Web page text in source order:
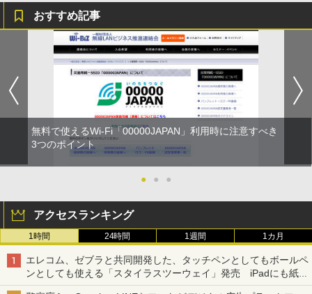
おすすめ記事
無料で使えるWi-Fi「00000JAPAN」利用時に注意すべき
3つのポイント
● ● ●
アクセスランキング
1時間 24時間 1週間 1カ月
エレコム、ゼブラと共同開発した、タッチペンとしてもボールペ
ンとしても使える「スタイラスツーウェイ」発売 iPadにも紙に
も、持ち替えずに書き込める